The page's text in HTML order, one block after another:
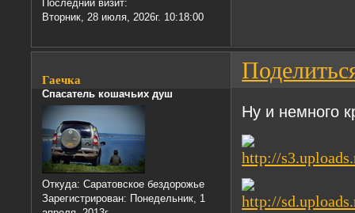
Последний визит:
Вторник, 28 июля, 2026г. 10:18:00
Гаечка
Спасатель кошачьих душ
Откуда: Саратовское бездорожье
Зарегистрирован: Понедельник, 1
Ну и немного